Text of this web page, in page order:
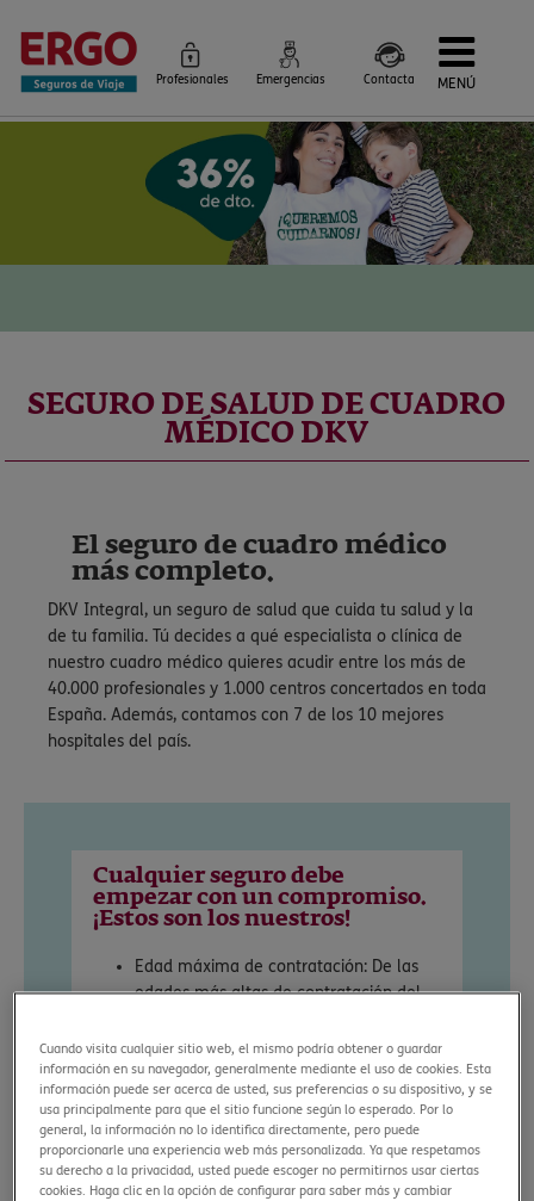
Profesionales Emergencias Contacta MENÚ
Seguros por destino
Siniestros e Instrucciones
Servicios
SEGURO DE SALUD DE CUADRO
MÉDICO DKV
El seguro de cuadro médico
más completo.
DKV Integral, un seguro de salud que cuida tu salud y la
de tu familia. Tú decides a qué especialista o clínica de
nuestro cuadro médico quieres acudir entre los más de
40.000 profesionales y 1.000 centros concertados en toda
España. Además, contamos con 7 de los 10 mejores
hospitales del país.
Cualquier seguro debe
empezar con un compromiso.
¡Estos son los nuestros!
Edad máxima de contratación: De las
edades más altas de contratación del
modalidad individual.
Un seguro para toda la vida No
rescindimos el contrato si ya llevas tres
años con nosotros, ni te subiremos el
precio por el uso que des a tu seguro de
salud.
Cuando visita cualquier sitio web, el mismo podría obtener o guardar
información en su navegador, generalmente mediante el uso de cookies. Esta
información puede ser acerca de usted, sus preferencias o su dispositivo, y se
usa principalmente para que el sitio funcione según lo esperado. Por lo
general, la información no lo identifica directamente, pero puede
proporcionarle una experiencia web más personalizada. Ya que respetamos
su derecho a la privacidad, usted puede escoger no permitirnos usar ciertas
cookies. Haga clic en la opción de configurar para saber más y cambiar